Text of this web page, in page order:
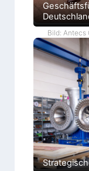
Bild: Antecs